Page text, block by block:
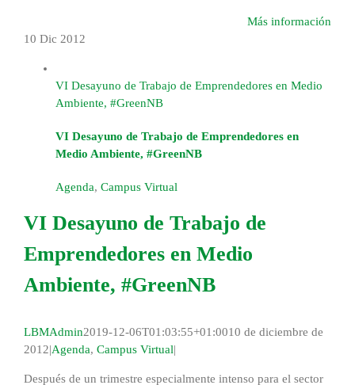
Más información
10 Dic 2012
VI Desayuno de Trabajo de Emprendedores en Medio
Ambiente, #GreenNB
VI Desayuno de Trabajo de Emprendedores en
Medio Ambiente, #GreenNB
Agenda, Campus Virtual
VI Desayuno de Trabajo de
Emprendedores en Medio
Ambiente, #GreenNB
LBMAdmin2019-12-06T01:03:55+01:0010 de diciembre de
2012|Agenda, Campus Virtual|
Después de un trimestre especialmente intenso para el sector